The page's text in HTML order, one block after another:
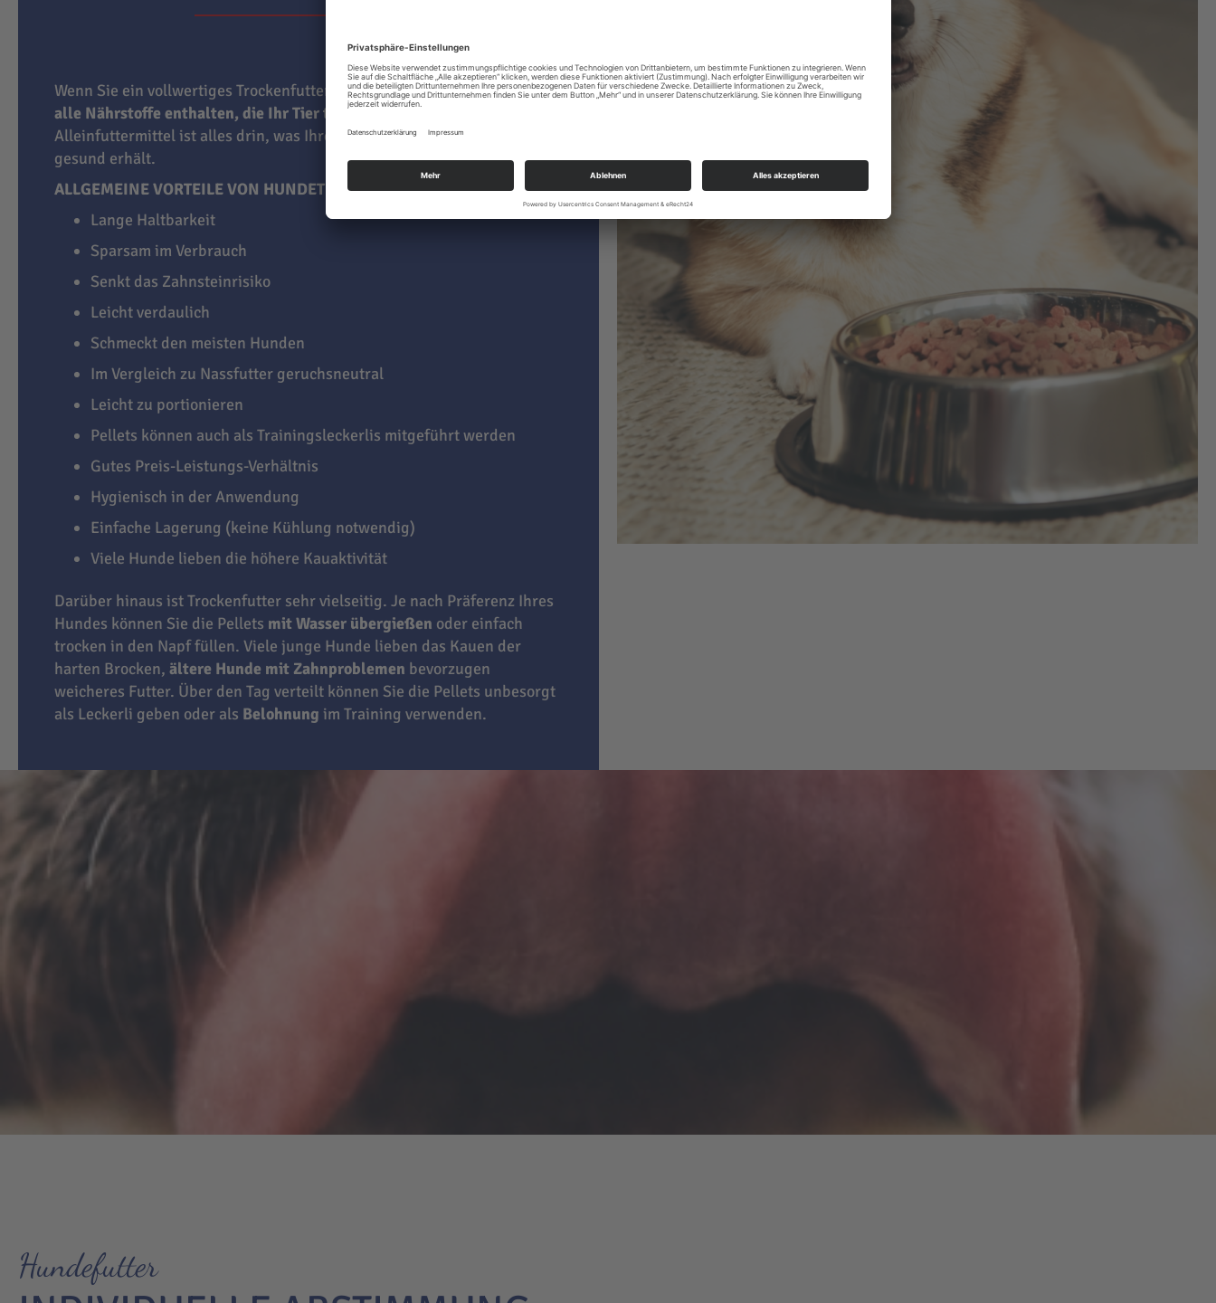
Wenn Sie ein vollwertiges Trockenfutter für Hunde kaufen, sind darin
alle Nährstoffe enthalten, die Ihr Tier täglich braucht
Alleinfuttermittel ist alles drin, was Ihren Vierbeiner ein Leben lang
gesund erhält.
ALLGEMEINE VORTEILE VON HUNDETROCKENFUTTER:
Lange Haltbarkeit
Sparsam im Verbrauch
Senkt das Zahnsteinrisiko
Leicht verdaulich
Schmeckt den meisten Hunden
Im Vergleich zu Nassfutter geruchsneutral
Leicht zu portionieren
Pellets können auch als Trainingsleckerlis mitgeführt werden
Gutes Preis-Leistungs-Verhältnis
Hygienisch in der Anwendung
Einfache Lagerung (keine Kühlung notwendig)
Viele Hunde lieben die höhere Kauaktivität
Darüber hinaus ist Trockenfutter sehr vielseitig. Je nach Präferenz Ihres
Hundes können Sie die Pellets mit Wasser übergießen oder einfach
trocken in den Napf füllen. Viele junge Hunde lieben das Kauen der
harten Brocken, ältere Hunde mit Zahnproblemen bevorzugen
weicheres Futter. Über den Tag verteilt können Sie die Pellets unbesorgt
als Leckerli geben oder als Belohnung im Training verwenden.
Hundefutter